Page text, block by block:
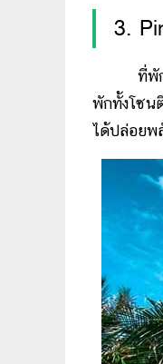
3.
ที่พักติดท
พักทั้งโซน
ได้ปล่อยพ